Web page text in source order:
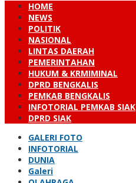
HOME
NEWS
POLITIK
NASIONAL
LINTAS DAERAH
PEMERINTAHAN
HUKUM & KRMIMINAL
DPRD BENGKALIS
PEMKAB BENGKALIS
INFOTORIAL PEMKAB SIAK
DPRD SIAK
GALERI FOTO
INFOTORIAL
DUNIA
Galeri